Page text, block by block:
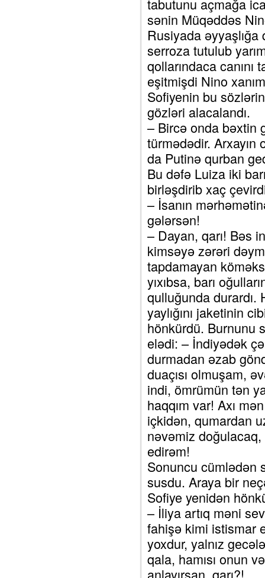
tabutunu açmağa
sənin Müqəddəs
Rusiyada
serroza tutulub
qollarındaca canını
eşitmişdi Nino
Sofiyenin bu
gözləri alacalandı.
– Bircə onda bəxtin
türmədədir.
da Putinə qurban
Bu dəfə Luiza iki
birləşdirib xaç
– İsanın
gələrsən!
– Dayan, qarı! Bəs
kimsəyə zərəri
tapdamayan
yıxıbsa, barı
qulluğunda durardı.
yaylığını jaketinin
hönkürdü. Burnunu
elədi: – İndiyədək
durmadan əzab
duaçısı olmuşam,
indi, ömrümün tən
haqqım var! Axı
içkidən, qumardan
nəvəmiz
edirəm!
Sonuncu cümlədən
susdu. Araya bir
Sofiye yenidən
– İliya artıq məni
fahişə kimi istismar
yoxdur, yalnız
qala, hamısı onun
anlayırsan, qarı?!